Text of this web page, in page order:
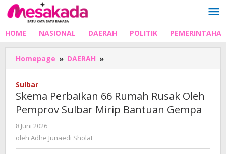
Lewati
ke
HOME NASIONAL DAERAH POLITIK
Homepage » DAERAH »
Perbaikan
Rusak
Oleh
Sulbar
Skema Perbaikan 66 Rumah Rusak Oleh
Pemprov Sulbar Mirip Bantuan Gempa
8 Juni 2026
oleh Adhe Junaedi Sholat